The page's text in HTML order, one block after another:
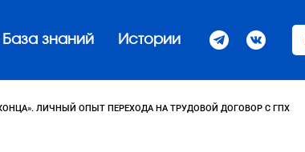
База знаний Истории
ЛИЧНЫЙ ОПЫТ ПЕРЕХОДА НА ТРУДОВОЙ ДОГОВОР С ГПХ